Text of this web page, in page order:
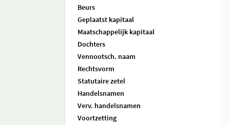
Beurs
Geplaatst kapitaal
Maatschappelijk kapitaal
Dochters
Vennootsch. naam
Rechtsvorm
Statutaire zetel
Handelsnamen
Verv. handelsnamen
Voortzetting